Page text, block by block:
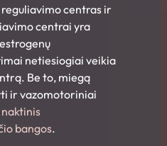
centras ir
centrai yra
netiesiogiai veikia
Be to, miegą
ir vazomotoriniai
naktinis
bangos.